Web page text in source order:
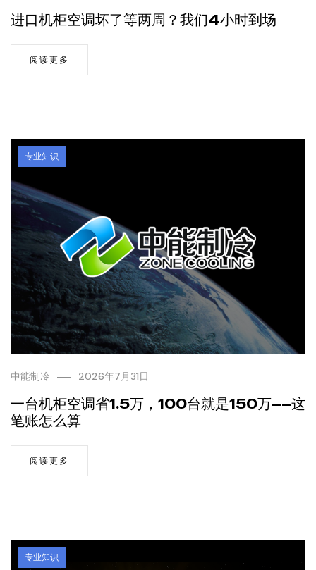
进口机柜空调坏了等两周？我们4小时到场
阅读更多
专业知识
中能制冷 2026年7月31日
一台机柜空调省1.5万，100台就是150万——这
笔账怎么算
阅读更多
专业知识